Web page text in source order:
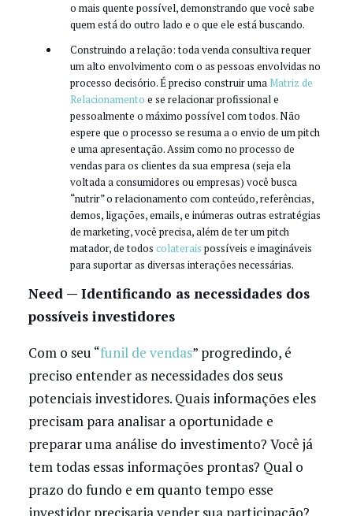
o mais quente possível, demonstrando que você sabe
quem está do outro lado e o que ele está buscando.
Construindo a relação: toda venda consultiva requer
um alto envolvimento com o as pessoas envolvidas no
processo decisório. É preciso construir uma Matriz de
Relacionamento e se relacionar profissional e
pessoalmente o máximo possível com todos. Não
espere que o processo se resuma a o envio de um pitch
e uma apresentação. Assim como no processo de
vendas para os clientes da sua empresa (seja ela
voltada a consumidores ou empresas) você busca
“nutrir” o relacionamento com conteúdo, referências,
demos, ligações, emails, e inúmeras outras estratégias
de marketing, você precisa, além de ter um pitch
matador, de todos colaterais possíveis e imagináveis
para suportar as diversas interações necessárias.
Need — Identificando as necessidades dos
possíveis investidores
Com o seu “funil de vendas” progredindo, é
preciso entender as necessidades dos seus
potenciais investidores. Quais informações eles
precisam para analisar a oportunidade e
preparar uma análise do investimento? Você já
tem todas essas informações prontas? Qual o
prazo do fundo e em quanto tempo esse
investidor precisaria vender sua participação?